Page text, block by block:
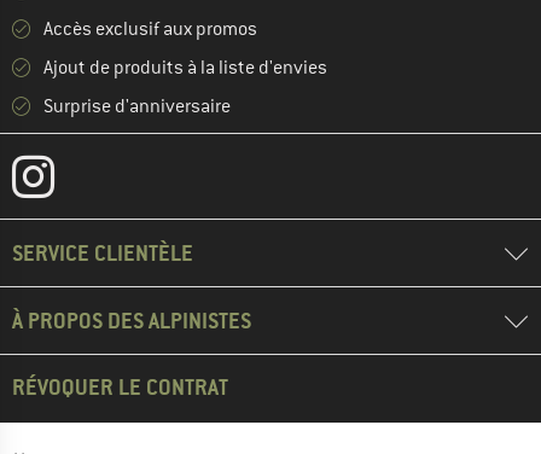
Accès exclusif aux promos
Ajout de produits à la liste d'envies
Surprise d'anniversaire
SERVICE CLIENTÈLE
À PROPOS DES ALPINISTES
RÉVOQUER LE CONTRAT